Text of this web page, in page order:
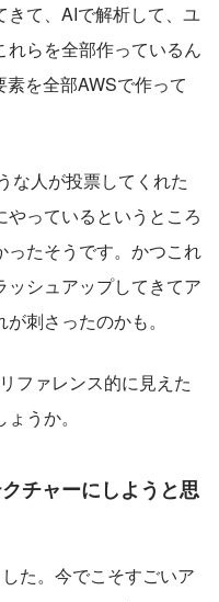
きて、AIで解析して、ユ
らを全部作っているん
を全部AWSで作って
な人が投票してくれた
っているというところ
ったそうです。かつこれ
ッシュアップしてきてア
刺さったのかも。
ファレンス的に見えた
うか。
チャーにしようと思
た。今でこそすごいア